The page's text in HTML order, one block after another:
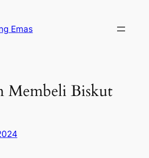
Emas
Membeli Biskut